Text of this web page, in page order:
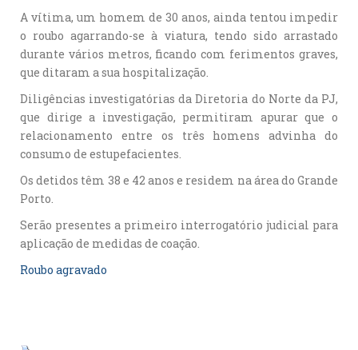
A vítima, um homem de 30 anos, ainda tentou impedir
o roubo agarrando-se à viatura, tendo sido arrastado
durante vários metros, ficando com ferimentos graves,
que ditaram a sua hospitalização.
Diligências investigatórias da Diretoria do Norte da PJ,
que dirige a investigação, permitiram apurar que o
relacionamento entre os três homens advinha do
consumo de estupefacientes.
Os detidos têm 38 e 42 anos e residem na área do Grande
Porto.
Serão presentes a primeiro interrogatório judicial para
aplicação de medidas de coação.
Roubo agravado